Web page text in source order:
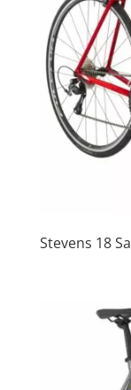
Stevens 18